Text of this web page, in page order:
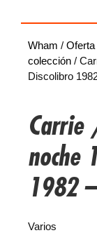
Wham /
colección /
Discolibro
Carrie
noche
1982
Varios